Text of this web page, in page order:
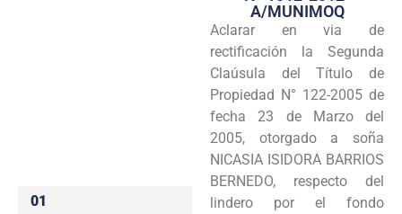
Seguridad
Programas
Intranet
01
A/MUNIMOQ
Aclarar en via de
rectificación la Segunda
Claúsula del Título de
Propiedad N° 122-2005 de
fecha 23 de Marzo del
2005, otorgado a soña
NICASIA ISIDORA BARRIOS
BERNEDO, respecto del
lindero por el fondo